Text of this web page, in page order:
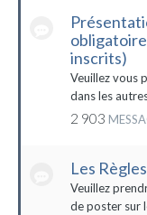
inscrits)
Veuillez vous
dans les
2 903
Les Règles
Veuillez
de poster sur